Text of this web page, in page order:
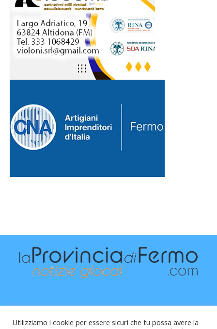
Utilizziamo i cookie per essere sicuri che tu possa avere la